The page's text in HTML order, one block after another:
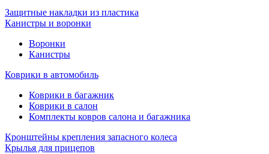
Защитные накладки из пластика
Канистры и воронки
Воронки
Канистры
Коврики в автомобиль
Коврики в багажник
Коврики в салон
Комплекты ковров салона и багажника
Кронштейны крепления запасного колеса
Крылья для прицепов